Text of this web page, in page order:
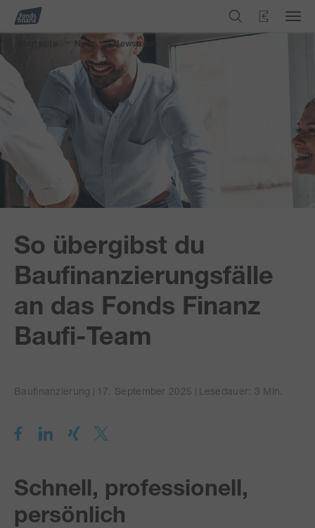
News > Newsroom
So übergibst du
Baufinanzierungsfälle
an das Fonds Finanz
Baufi-Team
Baufinanzierung 17. September 2025 Lesedauer: 3 Min.
Schnell, professionell,
persönlich